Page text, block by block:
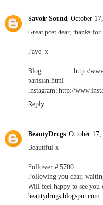
Savoir Sound October
Great post dear, thanks for
Faye .x
Blog: http://
parisian.html
Instagram: http://
Reply
BeautyDrugs October
Beautiful x
Follower # 5700
Following you dear,
Will feel happy to see you
beautydrugs.blogspot.com